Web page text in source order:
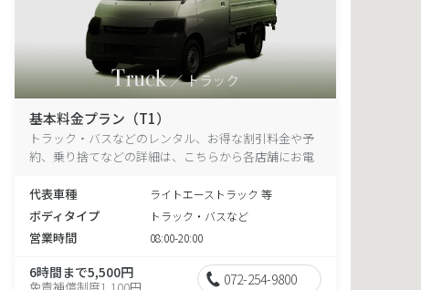
基本料金プラン（T1）
トラック・バスなどのレンタル、お得な割引料金や予
約、乗り捨てなどの詳細は、こちらから各店舗にお電
代表車種
ライトエーストラック 等
ボディタイプ トラック・バスなど
営業時間 08:00-20:00
6時間まで5,500円
免責補償制度1,100円 072-254-9800